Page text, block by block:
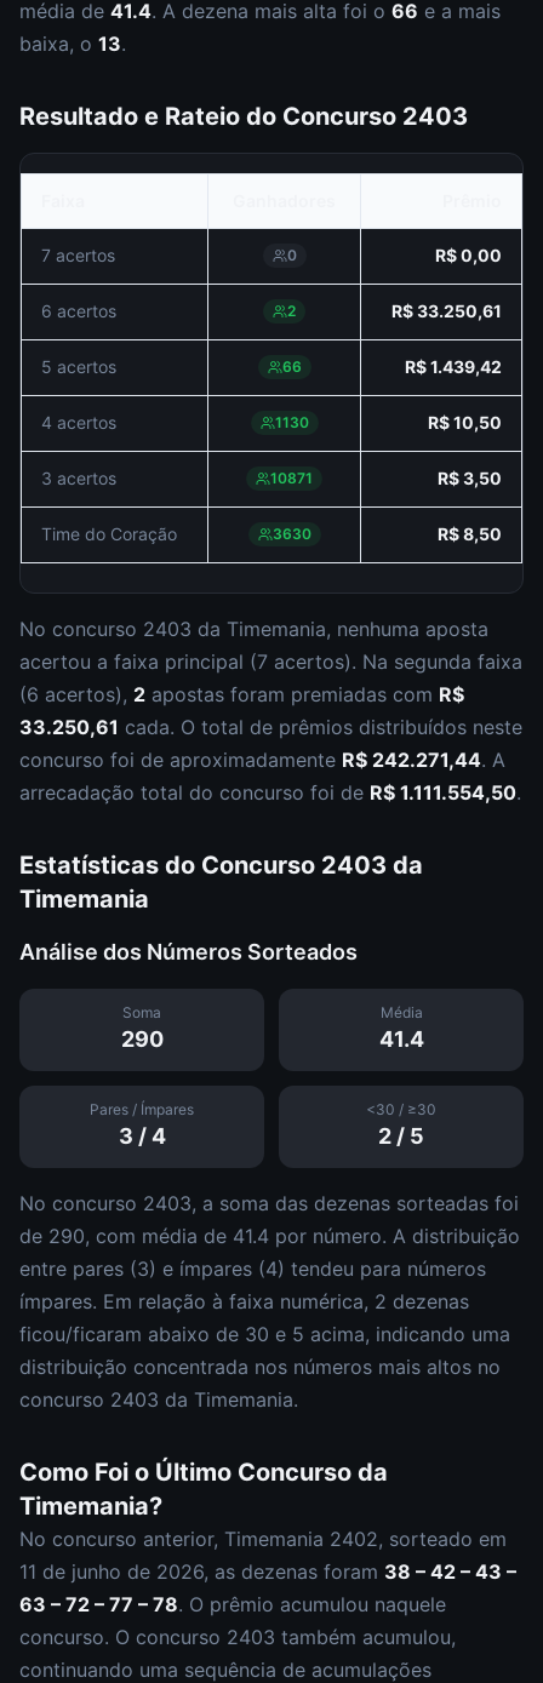
média de 41.4. A dezena mais alta foi o 66 e a mais
baixa, o 13.
Resultado e Rateio do Concurso 2403
7 acertos 0 R$ 0,00
6 acertos 2 R$ 33.250,61
5 acertos 66 R$ 1.439,42
4 acertos 1130 R$ 10,50
3 acertos 10871 R$ 3,50
Time do Coração 3630 R$ 8,50
No concurso 2403 da Timemania, nenhuma aposta
acertou a faixa principal (7 acertos). Na segunda faixa
(6 acertos), 2 apostas foram premiadas com R$
33.250,61 cada. O total de prêmios distribuídos neste
concurso foi de aproximadamente R$ 242.271,44. A
arrecadação total do concurso foi de R$ 1.111.554,50.
Estatísticas do Concurso 2403 da
Timemania
Análise dos Números Sorteados
Soma
290
Média
41.4
Pares / Ímpares
3 /4
<30 / ≥30
2 / 5
No concurso 2403, a soma das dezenas sorteadas foi
de 290, com média de 41.4 por número. A distribuição
entre pares (3) e ímpares (4) tendeu para números
ímpares. Em relação à faixa numérica, 2 dezenas
ficou/ficaram abaixo de 30 e 5 acima, indicando uma
distribuição concentrada nos números mais altos no
concurso 2403 da Timemania.
Como Foi o Último Concurso da
Timemania?
No concurso anterior, Timemania 2402, sorteado em
11 de junho de 2026, as dezenas foram 38 – 42 – 43 –
63 – 72 – 77 – 78. O prêmio acumulou naquele
concurso. O concurso 2403 também acumulou,
continuando uma sequência de acumulações